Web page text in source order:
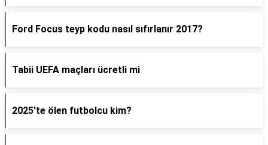
Ford Focus teyp kodu nasıl sıfırlanır 2017?
Tabii UEFA maçları ücretli mi
2025'te ölen futbolcu kim?